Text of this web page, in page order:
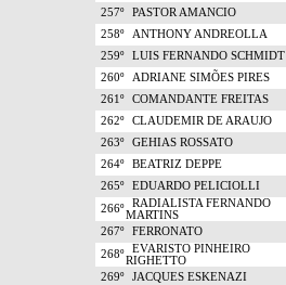
257º
PASTOR AMANCIO
258º
ANTHONY ANDREOLLA
259º
LUIS FERNANDO SCHMIDT
260º
ADRIANE SIMÕES PIRES
261º
COMANDANTE FREITAS
262º
CLAUDEMIR DE ARAUJO
263º
GEHIAS ROSSATO
264º
BEATRIZ DEPPE
265º
EDUARDO PELICIOLLI
266º
RADIALISTA FERNANDO
MARTINS
267º
FERRONATO
268º
EVARISTO PINHEIRO
RIGHETTO
269º
JACQUES ESKENAZI